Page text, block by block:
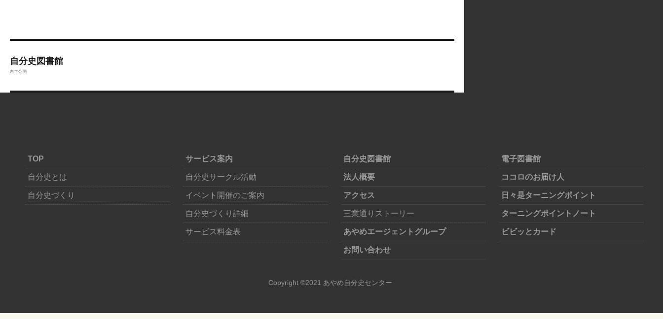
稿
ナ
ゲ
自分史図書館
内で公開
TOP
自分史とは
自分史づくり
サービス案内
自分史サークル活動
イベント開催のご案内
自分史づくり詳細
サービス料金表
自分史図書館
法人概要
アクセス
三業通りストーリー
あやめエージェントグループ
お問い合わせ
電子図書館
ココロのお届け人
日々是ターニングポイント
ターニングポイントノート
ビビッとカード
Copyright ©2021 あやめ自分史センター